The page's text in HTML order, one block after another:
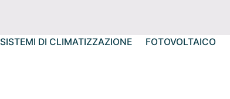
SISTEMI DI CLIMATIZZAZIONE FOTOVOLTAICO